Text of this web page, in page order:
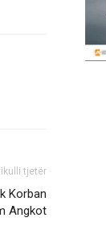
tjetër
Korban
Angkot